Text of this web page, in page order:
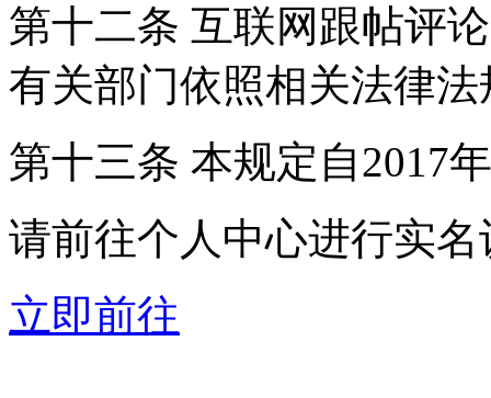
第十二条 互联网跟帖评
有关部门依照相关法律
第十三条 本规定自2017
请前往个人中心进行实名
立即前往